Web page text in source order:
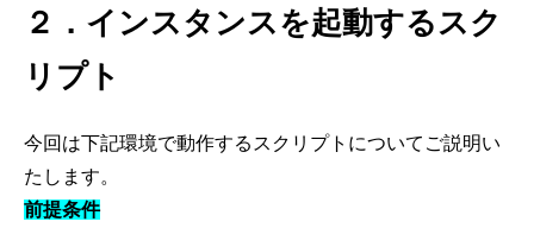
２．インスタンスを起動するスク
リプト
今回は下記環境で動作するスクリプトについてご説明い
たします。
前提条件